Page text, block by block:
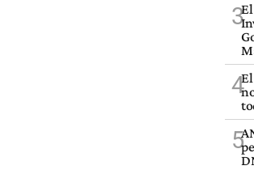
3
4
5